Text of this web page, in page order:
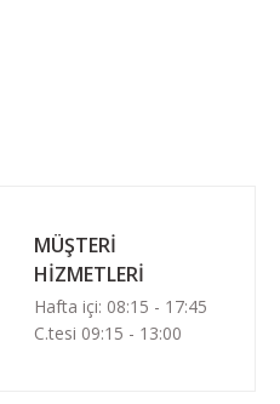
MÜŞTERİ
HİZMETLERİ
Hafta içi: 08:15 - 17:45
C.tesi 09:15 - 13:00